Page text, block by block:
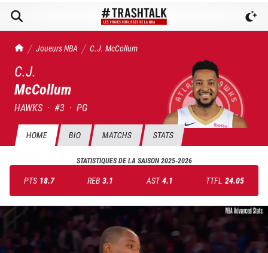
TrashTalk Actu NBA
Joueurs NBA C.J. McCollum
C.J.
McCollum
HAWKS · #3 · PG
HOME BIO MATCHS STATS
STATISTIQUES DE LA SAISON2025-2026
PTS 18.7 REB 3.1 AST 4.1 TTFL 24.05